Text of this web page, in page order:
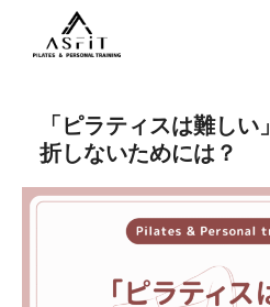
「ピラティスは難し
折しないためには？